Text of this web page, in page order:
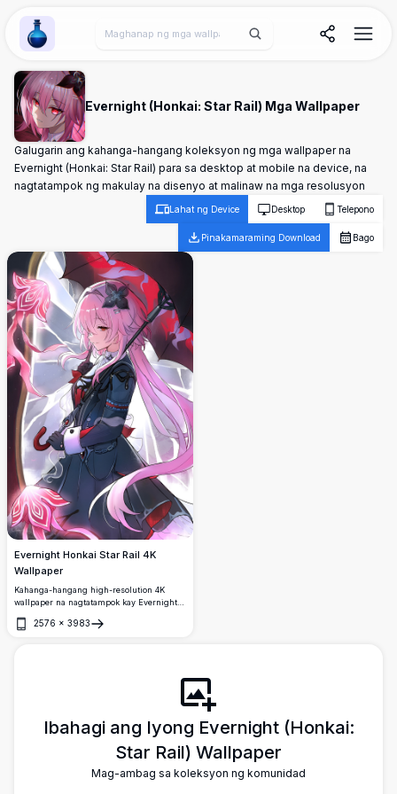
Wallpaper Alchemy
Evernight (Honkai: Star Rail) Mga Wallpaper
Galugarin ang kahanga-hangang koleksyon ng mga wallpaper na
Evernight (Honkai: Star Rail) para sa desktop at mobile na device, na
nagtatampok ng makulay na disenyo at malinaw na mga resolusyon
Lahat ng Device Desktop Telepono
Pinakamaraming Download Bago
Evernight Honkai Star Rail 4K
Wallpaper
Kahanga-hangang high-resolution 4K
wallpaper na nagtatampok kay Evernight
anime artwork na ito ay nagpapakita ng
2576 × 3983
Buksan
Ibahagi ang Iyong Evernight (Honkai:
Star Rail) Wallpaper
Mag-ambag sa koleksyon ng komunidad